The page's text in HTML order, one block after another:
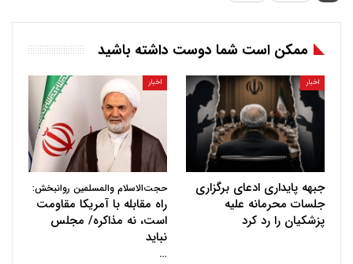
ممکن است شما دوست داشته باشید
اخبار
جبهه پایداری ادعای برگزاری
جلسات محرمانه علیه
پزشکیان را رد کرد
اخبار
حجت‌الاسلام والمسلمین روانبخش:
راه مقابله با آمریکا مقاومت
است، نه مذاکره/ مجلس
نباید
…